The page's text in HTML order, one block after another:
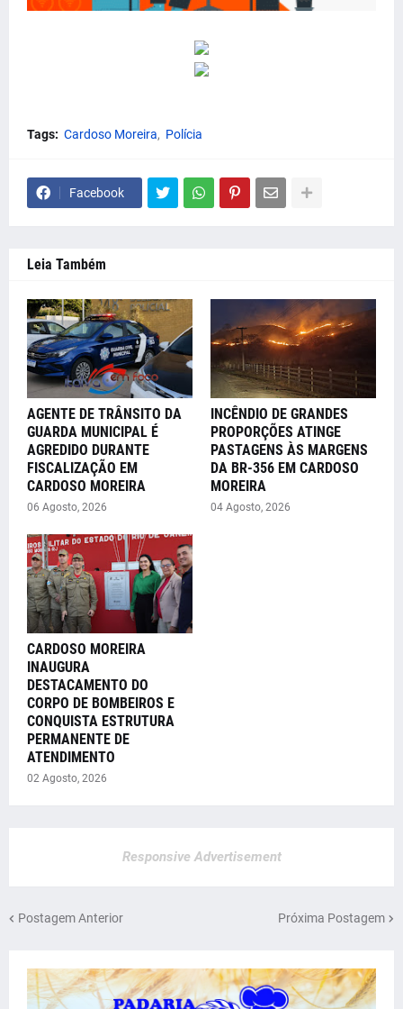
Tags: Cardoso Moreira Polícia
Facebook
Leia Também
AGENTE DE TRÂNSITO DA
GUARDA MUNICIPAL É
AGREDIDO DURANTE
FISCALIZAÇÃO EM
CARDOSO MOREIRA
06 Agosto, 2026
INCÊNDIO DE GRANDES
PROPORÇÕES ATINGE
PASTAGENS ÀS MARGENS
DA BR-356 EM CARDOSO
MOREIRA
04 Agosto, 2026
CARDOSO MOREIRA
INAUGURA
DESTACAMENTO DO
CORPO DE BOMBEIROS E
CONQUISTA ESTRUTURA
PERMANENTE DE
ATENDIMENTO
02 Agosto, 2026
Responsive Advertisement
Postagem Anterior Próxima Postagem